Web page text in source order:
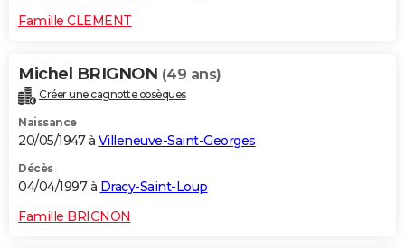
Famille CLEMENT
Michel BRIGNON (49 ans)
Créer une cagnotte obsèques
Naissance
20/05/1947 à Villeneuve-Saint-Georges
Décès
04/04/1997 à Dracy-Saint-Loup
Famille BRIGNON